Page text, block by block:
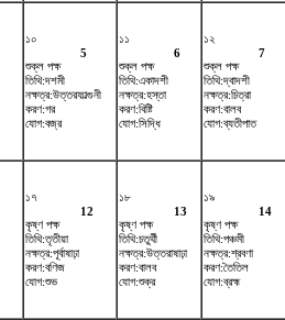
১০
5
শুক্ল পক্ষ
তিথি:দশমী
নক্ষত্র:উত্তরফাল্গুনী
করণ:গর
যোগ:বজ্র
১১
6
শুক্ল পক্ষ
তিথি:একাদশী
নক্ষত্র:হস্তা
করণ:বিষ্টি
যোগ:সিদ্ধি
১২
7
শুক্ল পক্ষ
তিথি:দ্বাদশী
নক্ষত্র:চিত্রা
করণ:বালব
যোগ:ব্যতীপাত
১৭
12
কৃষ্ণ পক্ষ
তিথি:তৃতীয়া
নক্ষত্র:পূর্বাষাঢ়া
করণ:বণিজ
যোগ:শুভ
১৮
13
কৃষ্ণ পক্ষ
তিথি:চতুর্থী
নক্ষত্র:উত্তরাষাঢ়া
করণ:বালব
যোগ:শুক্র
১৯
14
কৃষ্ণ পক্ষ
তিথি:পঞ্চমী
নক্ষত্র:শ্রবণা
করণ:তৈতিল
যোগ:ব্রহ্ম